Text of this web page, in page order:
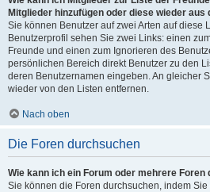
Mitglieder hinzufügen oder diese wieder aus
Sie können Benutzer auf zwei Arten auf diese
Benutzerprofil sehen Sie zwei Links: einen
Freunde und einen zum Ignorieren des
persönlichen Bereich direkt Benutzer zu den
deren Benutzernamen eingeben. An gleicher
wieder von den Listen entfernen.
Nach oben
Die Foren durchsuchen
Wie kann ich ein Forum oder mehrere Foren
Sie können die Foren durchsuchen, indem